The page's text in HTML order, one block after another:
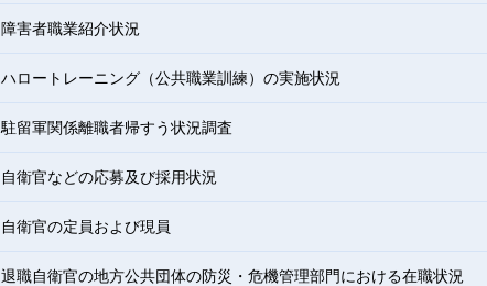
障害者職業紹介状況
ハロートレーニング（公共職業訓練）の実施状況
駐留軍関係離職者帰すう状況調査
自衛官などの応募及び採用状況
自衛官の定員および現員
退職自衛官の地方公共団体の防災・危機管理部門における在職状況